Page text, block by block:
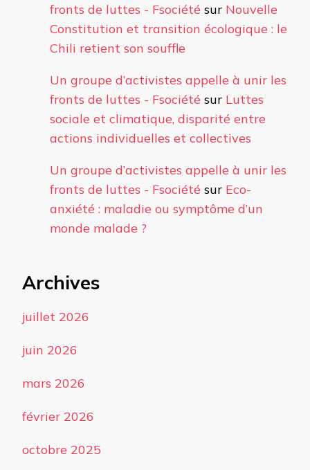
fronts de luttes - Fsociété sur Nouvelle
Constitution et transition écologique : le
Chili retient son souffle
Un groupe d’activistes appelle à unir les
fronts de luttes - Fsociété sur Luttes
sociale et climatique, disparité entre
actions individuelles et collectives
Un groupe d’activistes appelle à unir les
fronts de luttes - Fsociété sur Eco-
anxiété : maladie ou symptôme d’un
monde malade ?
Archives
juillet 2026
juin 2026
mars 2026
février 2026
octobre 2025